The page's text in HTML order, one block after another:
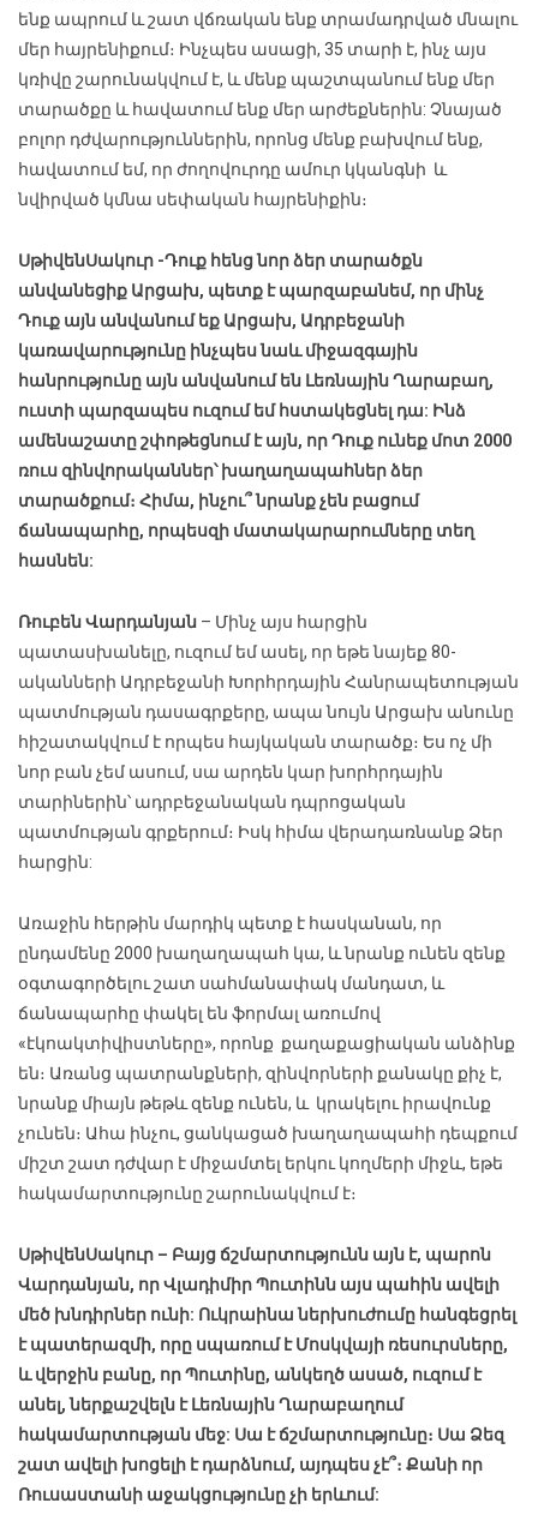
ենք ապրում և շատ վճռական ենք տրամադրված մնալու
մեր հայրենիքում։ Ինչպես ասացի, 35 տարի է, ինչ այս
կռիվը շարունակվում է, և մենք պաշտպանում ենք մեր
տարածքը և հավատում ենք մեր արժեքներին: Չնայած
բոլոր դժվարություններին, որոնց մենք բախվում ենք,
հավատում եմ, որ ժողովուրդը ամուր կկանգնի և
նվիրված կմնա սեփական հայրենիքին։
ՍթիվենՍակուր -Դուք հենց նոր ձեր տարածքն
անվանեցիք Արցախ, պետք է պարզաբանեմ, որ մինչ
Դուք այն անվանում եք Արցախ, Ադրբեջանի
կառավարությունը ինչպես նաև միջազգային
հանրությունը այն անվանում են Լեռնային Ղարաբաղ,
ուստի պարզապես ուզում եմ հստակեցնել դա: Ինձ
ամենաշատը շփոթեցնում է այն, որ Դուք ունեք մոտ 2000
ռուս զինվորականներ՝ խաղաղապահներ ձեր
տարածքում։ Հիմա, ինչու՞ նրանք չեն բացում
ճանապարհը, որպեսզի մատակարարումները տեղ
հասնեն:
Ռուբեն Վարդանյան – Մինչ այս հարցին
պատասխանելը, ուզում եմ ասել, որ եթե նայեք 80-
ականների Ադրբեջանի Խորհրդային Հանրապետության
պատմության դասագրքերը, ապա նույն Արցախ անունը
հիշատակվում է որպես հայկական տարածք։ Ես ոչ մի
նոր բան չեմ ասում, սա արդեն կար խորհրդային
տարիներին՝ ադրբեջանական դպրոցական
պատմության գրքերում։ Իսկ հիմա վերադառնանք Ձեր
հարցին:
Առաջին հերթին մարդիկ պետք է հասկանան, որ
ընդամենը 2000 խաղաղապահ կա, և նրանք ունեն զենք
օգտագործելու շատ սահմանափակ մանդատ, և
ճանապարհը փակել են ֆորմալ առումով
«էկոակտիվիստները», որոնք քաղաքացիական անձինք
են։ Առանց պատրանքների, զինվորների քանակը քիչ է,
նրանք միայն թեթև զենք ունեն, և կրակելու իրավունք
չունեն։ Ահա ինչու, ցանկացած խաղաղապահի դեպքում
միշտ շատ դժվար է միջամտել երկու կողմերի միջև, եթե
հակամարտությունը շարունակվում է։
ՍթիվենՍակուր – Բայց ճշմարտությունն այն է, պարոն
Վարդանյան, որ Վլադիմիր Պուտինն այս պահին ավելի
մեծ խնդիրներ ունի: Ուկրաինա ներխուժումը հանգեցրել
է պատերազմի, որը սպառում է Մոսկվայի ռեսուրսները,
և վերջին բանը, որ Պուտինը, անկեղծ ասած, ուզում է
անել, ներքաշվելն է Լեռնային Ղարաբաղում
հակամարտության մեջ: Սա է ճշմարտությունը։ Սա Ձեզ
շատ ավելի խոցելի է դարձնում, այդպես չէ՞։ Քանի որ
Ռուսաստանի աջակցությունը չի երևում: